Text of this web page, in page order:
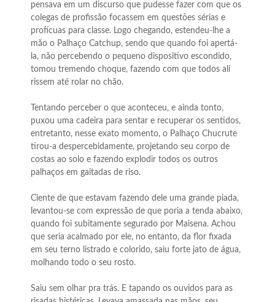
pensava em um discurso que pudesse fazer com que os
colegas de profissão focassem em questões sérias e
profícuas para classe. Logo chegando, estendeu-lhe a
mão o Palhaço Catchup, sendo que quando foi apertá-
la, não percebendo o pequeno dispositivo escondido,
tomou tremendo choque, fazendo com que todos ali
rissem até rolar no chão.
Tentando perceber o que aconteceu, e ainda tonto,
puxou uma cadeira para sentar e recuperar os sentidos,
entretanto, nesse exato momento, o Palhaço Chucrute
tirou-a despercebidamente, projetando seu corpo de
costas ao solo e fazendo explodir todos os outros
palhaços em gaitadas de riso.
Ciente de que estavam fazendo dele uma grande piada,
levantou-se com expressão de que poria a tenda abaixo,
quando foi subitamente segurado por Maisena. Achou
que seria acalmado por ele, no entanto, da flor fixada
em seu terno listrado e colorido, saiu forte jato de água,
molhando todo o seu rosto.
Saiu sem olhar pra trás. E tapando os ouvidos para as